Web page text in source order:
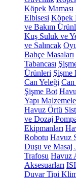
Köpek Maması
Elbisesi Köpek
ve Bakım
Kuş Suluk ve
ve Salıncak
Bahçe Masaları
Tabancası
Ürünleri Şişme
Can Yeleği
Şişme Bot
Yapı
Havuz Örtü
ve Dozaj
Ekipmanları
Robotu Havuz
Duşu ve Masaj
Trafosu Havuz
Aksesuarları
Duvar Tipi